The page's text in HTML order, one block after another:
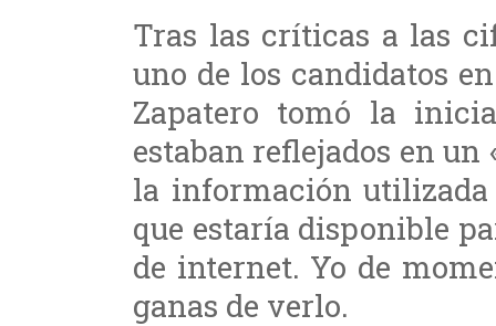
Tras las críticas a las
uno de los candidatos
Zapatero tomó la
estaban reflejados en
la información
que estaría disponible
de internet. Yo de
ganas de verlo.